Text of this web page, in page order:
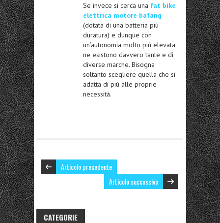
Se invece si cerca una fat bike
elettrica motore bafang
(dotata di una batteria più
duratura) e dunque con
un’autonomia molto più elevata,
ne esistono davvero tante e di
diverse marche. Bisogna
soltanto scegliere quella che si
adatta di più alle proprie
necessità.
Articolo precedente
Articolo successivo
CATEGORIE